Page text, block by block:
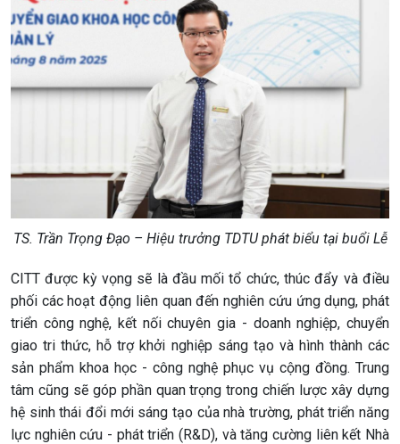
TS. Trần Trọng Đạo – Hiệu trưởng TDTU phát biểu tại buổi Lễ
CITT được kỳ vọng sẽ là đầu mối tổ chức, thúc đẩy và điều
phối các hoạt động liên quan đến nghiên cứu ứng dụng, phát
triển công nghệ, kết nối chuyên gia - doanh nghiệp, chuyển
giao tri thức, hỗ trợ khởi nghiệp sáng tạo và hình thành các
sản phẩm khoa học - công nghệ phục vụ cộng đồng. Trung
tâm cũng sẽ góp phần quan trọng trong chiến lược xây dựng
hệ sinh thái đổi mới sáng tạo của nhà trường, phát triển năng
lực nghiên cứu - phát triển (R&D), và tăng cường liên kết Nhà